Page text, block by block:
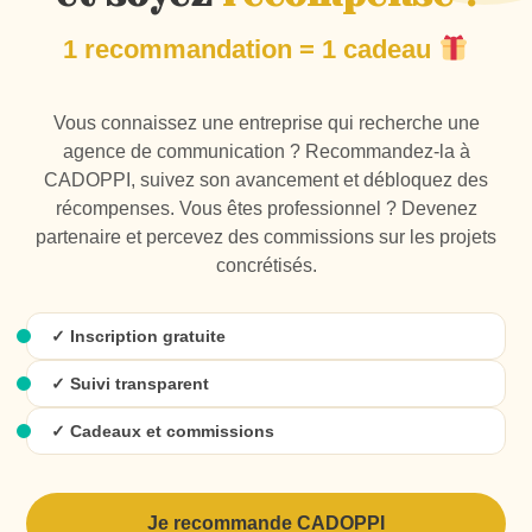
Statut :Directeur Artistique
Expérience :15 ans
Tél : 06 82 57 12 00
Biographie :
Aujourd'hui Chef de projet et Directeur Artistique
dans l'agence CADOPPI.
Informations :
continué en Master Communication visuelle afin
1 recommandation = 1 cadeau
Vous connaissez une entreprise qui recherche une
agence de communication ? Recommandez-la à
CADOPPI, suivez son avancement et débloquez des
récompenses. Vous êtes professionnel ? Devenez
partenaire et percevez des commissions sur les projets
concrétisés.
✓ Inscription gratuite
✓ Suivi transparent
✓ Cadeaux et commissions
Je recommande CADOPPI